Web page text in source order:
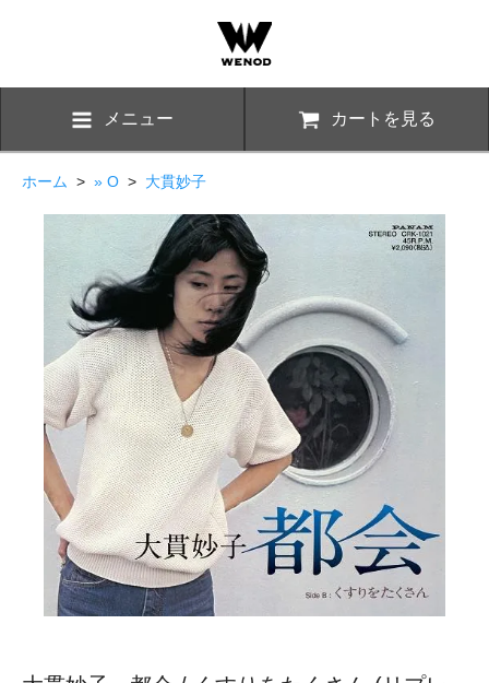
メニュー カートを見る
ホーム > » O > 大貫妙子